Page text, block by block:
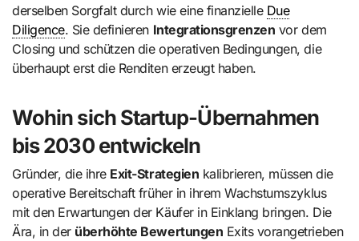
derselben Sorgfalt durch wie eine finanzielle Due
Diligence. Sie definieren Integrationsgrenzen vor dem
Closing und schützen die operativen Bedingungen, die
überhaupt erst die Renditen erzeugt haben.
Wohin sich Startup-Übernahmen
bis 2030 entwickeln
Gründer, die ihre Exit-Strategien kalibrieren, müssen die
operative Bereitschaft früher in ihrem Wachstumszyklus
mit den Erwartungen der Käufer in Einklang bringen. Die
Ära, in der überhöhte Bewertungen Exits vorangetrieben